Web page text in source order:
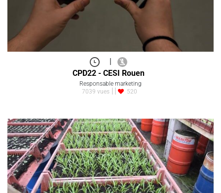
CPD22 - CESI Rouen
Responsable marketing
7039 vues
520